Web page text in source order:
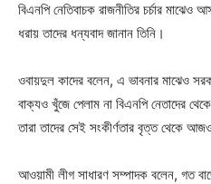
বিএনপি নেতিবাচক রাজনীতির চর্চার মাঝেও
ধরায় তাদের ধন্যবাদ জানান তিনি।
ওবায়দুল কাদের বলেন, এ ভাবনার মাঝেও
বাক্যও খুঁজে পেলাম না বিএনপি নেতাদের
তারা তাদের সেই সংকীর্ণতার বৃত্ত থেকে
আওয়ামী লীগ সাধারণ সম্পাদক বলেন, গত